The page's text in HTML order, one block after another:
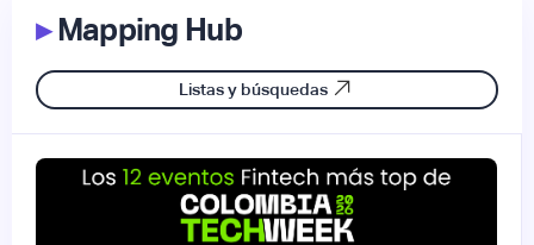
▸Mapping Hub
Listas y búsquedas